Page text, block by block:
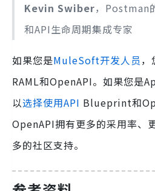
Kevin Swiber，Postman
和API生命周期集成专家
如果您是MuleSoft开发人员 ，
RAML和OpenAPI。如果您是
以选择使用API Blueprint和
OpenAPI拥有更多的采用率、
多的社区支持。